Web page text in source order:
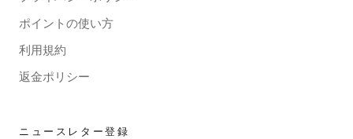
ポイントの使い方
利用規約
返金ポリシー
ニュースレター登録